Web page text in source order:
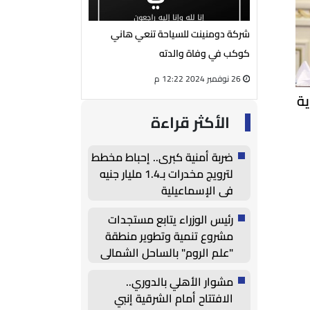
الفار
محمود
شركة دومنينت للسياحة تنعي هاني
كوكب في وفاة والدته
الأكثر قراءة
ضربة أمنية كبرى.. إحباط مخطط
لترويج مخدرات بـ1.4 مليار جنيه
في الإسماعيلية
رئيس الوزراء يتابع مستجدات
مشروع تنمية وتطوير منطقة
"علم الروم" بالساحل الشمالي
مشوار الأهلي بالدوري..
الافتتاح أمام الشرقية إنبي